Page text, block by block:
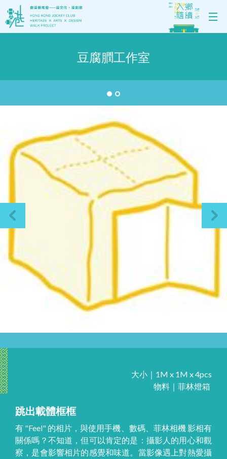
豆腐膶工作室
大小｜1M x 1M x 4pcs
物料｜菲林燈箱
跳出載體框框
有 "Feel" 的相片，與使用手機、數碼、菲林相機 影相有
關係嗎？不知道，但可以肯定的是：攝影人的用心和觀
察，是會影響相片的感覺和味道。當影像遇上對熱愛攝